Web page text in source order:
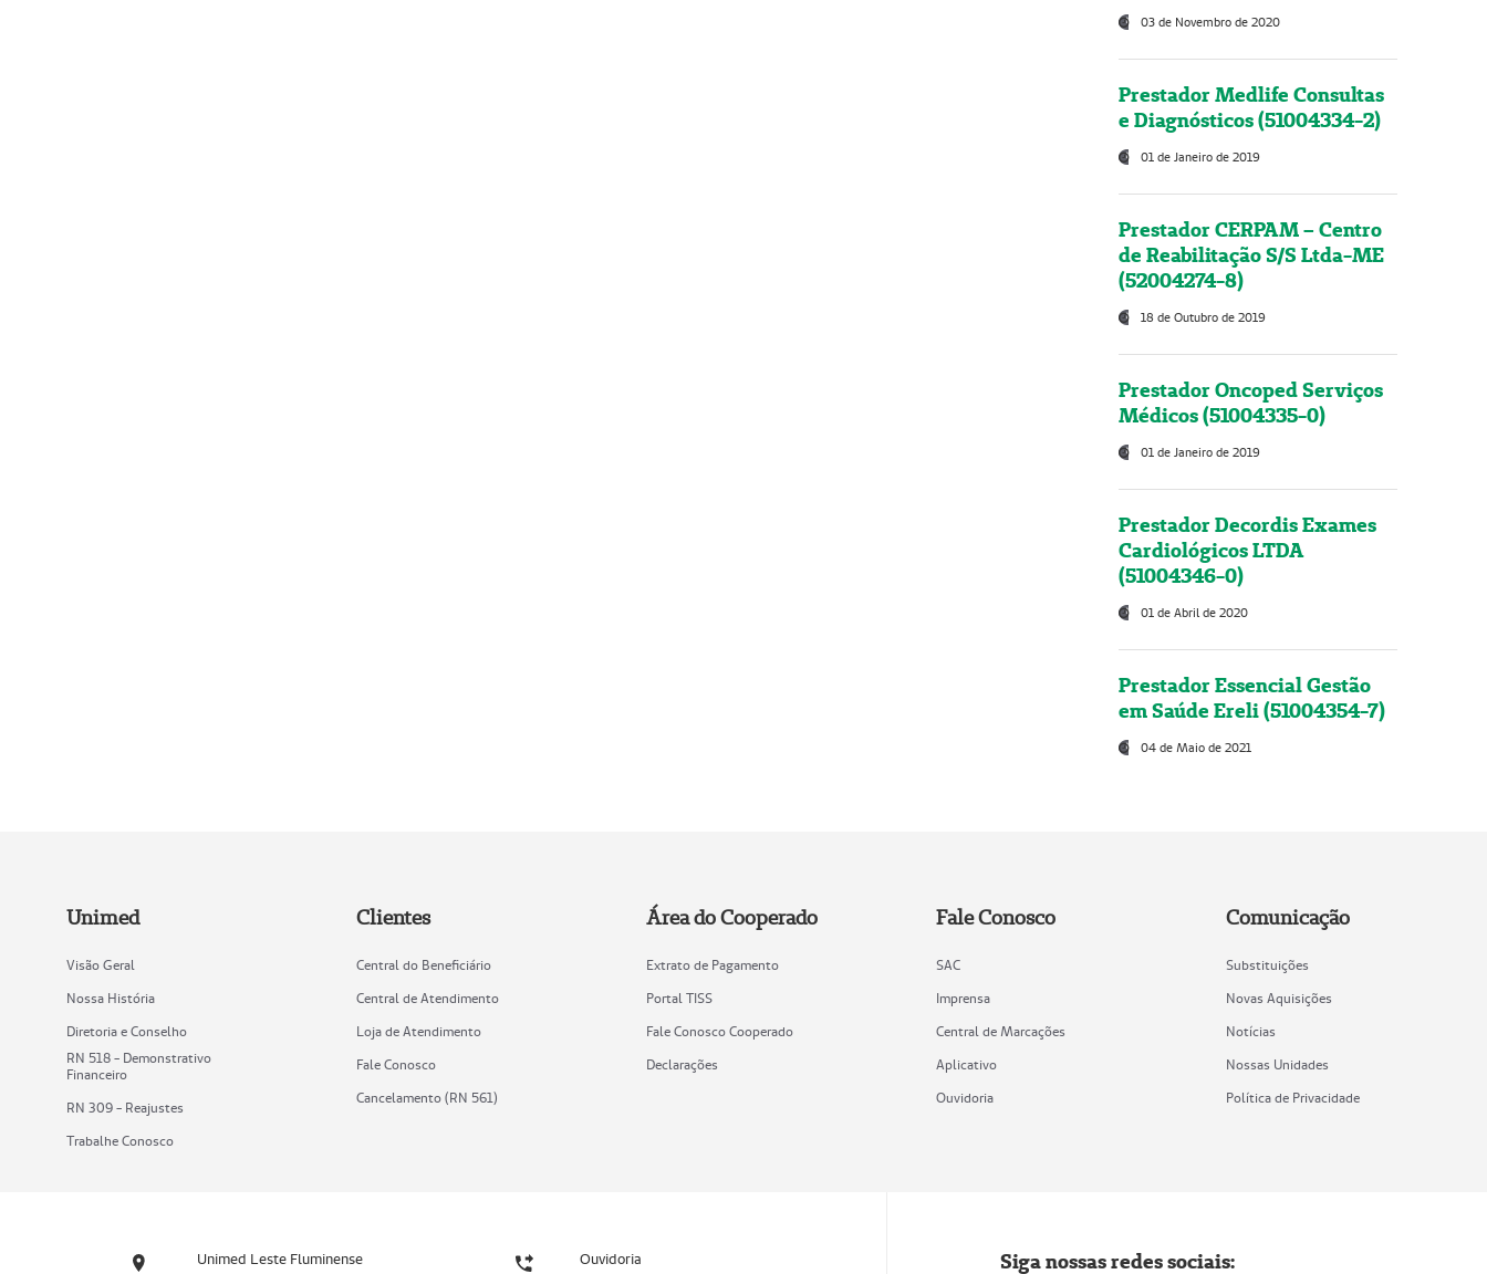
03 de Novembro de 2020
Prestador Medlife Consultas
e Diagnósticos (51004334-2)
01 de Janeiro de 2019
Prestador CERPAM – Centro
de Reabilitação S/S Ltda-ME
(52004274-8)
18 de Outubro de 2019
Prestador Oncoped Serviços
Médicos (51004335-0)
01 de Janeiro de 2019
Prestador Decordis Exames
Cardiológicos LTDA
(51004346-0)
01 de Abril de 2020
Prestador Essencial Gestão
em Saúde Ereli (51004354-7)
04 de Maio de 2021
Unimed
Visão Geral
Nossa História
Diretoria e Conselho
RN 518 - Demonstrativo
Financeiro
RN 309 - Reajustes
Trabalhe Conosco
Clientes
Central do Beneficiário
Central de Atendimento
Loja de Atendimento
Fale Conosco
Cancelamento (RN 561)
Área do Cooperado
Extrato de Pagamento
Portal TISS
Fale Conosco Cooperado
Declarações
Fale Conosco
SAC
Imprensa
Central de Marcações
Aplicativo
Ouvidoria
Comunicação
Substituições
Novas Aquisições
Notícias
Nossas Unidades
Política de Privacidade
Unimed Leste Fluminense Ouvidoria Siga nossas redes sociais: